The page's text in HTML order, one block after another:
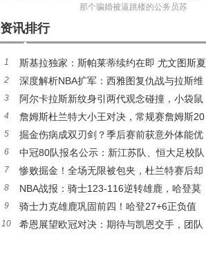
那个骗婚被逼跳楼的公务员苏
资讯排行
1
斯基拉独家：斯帕莱蒂续约在即 尤文图斯夏
窗五线补强剑指欧冠
2
深度解析NBA扩军：西雅图复仇战与拉斯维
加斯新王朝的资本博弈
3
阿尔卡拉斯新纹身引两代观念碰撞，小袋鼠
成荣耀新印记
4
詹姆斯杜兰特大小王对决，常规赛詹姆斯20
胜11负，季后赛谁更胜一筹？
5
掘金伤病成双刃剑？季后赛前获意外体能优
势成秘密武器
6
中冠80队报名公示：新江苏队、恒大足校队
等在列，安徽一队候补
7
惨败掘金！全场无限被包夹，杜兰特赛后却
被批评，乌度卡让人寒心
8
NBA战报：骑士123-116逆转雄鹿，哈登莫
布利联手发威
9
骑士力克雄鹿巩固前四！哈登27+6正负值
+17 库兹马6中1成卧底
10
希恩展望欧冠对决：期待与凯恩交手，团队